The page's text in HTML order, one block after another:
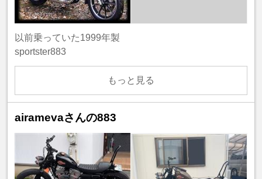
以前乗っていた1999年製
sportster883
もっと見る
airamevaさんの883